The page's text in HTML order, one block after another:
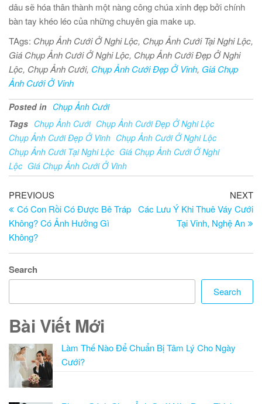
dâu sẽ hóa thân thành một nàng công chúa xinh đẹp bởi chính
bàn tay khéo léo của những chuyên gia make up.
TAgs: Chụp Ảnh Cưới Ở Nghi Lộc, Chụp Ảnh Cưới Tại Nghi Lộc,
Giá Chụp Ảnh Cưới Ở Nghi Lộc, Chụp Ảnh Cưới Đẹp Ở Nghi
Lộc, Chụp Ảnh Cưới, Chụp Ảnh Cưới Đẹp Ở Vinh, Giá Chụp
Ảnh Cưới Ở Vinh
Posted in Chụp Ảnh Cưới
Tags Chụp Ảnh Cưới Chụp Ảnh Cưới Đẹp Ở Nghi Lộc
Chụp Ảnh Cưới Đẹp Ở Vinh Chụp Ảnh Cưới Ở Nghi Lộc
Chụp Ảnh Cưới Tại Nghi Lộc Giá Chụp Ảnh Cưới Ở Nghi
Lộc Giá Chụp Ảnh Cưới Ở Vinh
Post
navigation
Previous
Post
PREVIOUS
Có Con Rồi Có Được Bê Tráp
Không? Có Ảnh Hưởng Gì
Không?
NEXT
Các Lưu Ý Khi Thuê Váy Cưới
Tại Vinh, Nghệ An
Search
Search
Bài Viết Mới
Làm Thế Nào Để Chuẩn Bị Tâm Lý Cho Ngày
Cưới?